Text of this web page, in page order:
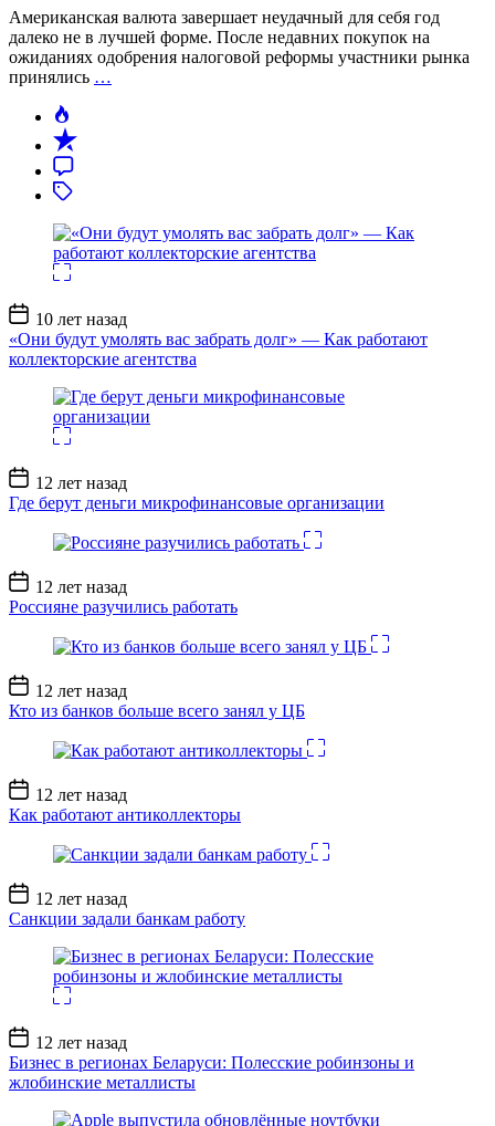
Американская валюта завершает неудачный для себя год
далеко не в лучшей форме. После недавних покупок на
ожиданиях одобрения налоговой реформы участники рынка
принялись …
Дата
записи
10 лет назад
«Они будут умолять вас забрать долг» — Как работают
коллекторские агентства
Дата
записи
12 лет назад
Где берут деньги микрофинансовые организации
Дата
записи
12 лет назад
Россияне разучились работать
Дата
записи
12 лет назад
Кто из банков больше всего занял у ЦБ
Дата
записи
12 лет назад
Как работают антиколлекторы
Дата
записи
12 лет назад
Санкции задали банкам работу
Дата
записи
12 лет назад
Бизнес в регионах Беларуси: Полесские робинзоны и
жлобинские металлисты